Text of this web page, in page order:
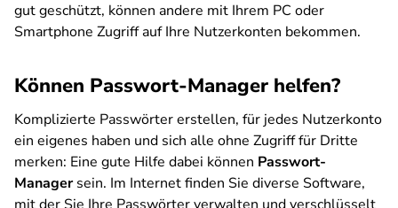
gut geschützt, können andere mit Ihrem PC oder
Smartphone Zugriff auf Ihre Nutzerkonten bekommen.
Können Passwort-Manager helfen?
Komplizierte Passwörter erstellen, für jedes Nutzerkonto
ein eigenes haben und sich alle ohne Zugriff für Dritte
merken: Eine gute Hilfe dabei können Passwort-
Managersein. Im Internet finden Sie diverse Software,